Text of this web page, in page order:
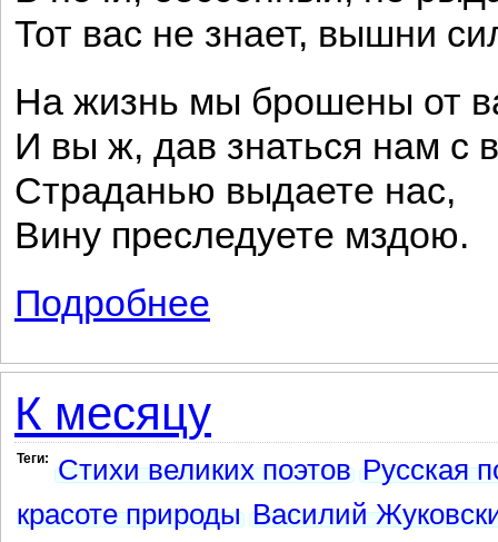
Тот вас не знает, вышни
На жизнь мы брошены от
И вы ж, дав знаться нам с
Страданью выдаете нас,
Вину преследуете мздою.
Подробнее
К месяцу
Теги: Стихи великих поэтов Русская
красоте природы Василий